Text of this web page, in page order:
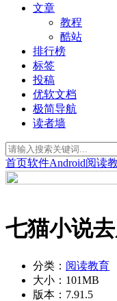
文章
教程
酷站
排行榜
标签
投稿
优软文档
极简导航
读者墙
首页软件Android阅读
七猫小说
分类： 阅读教育
大小： 101MB
版本： 7.91.5